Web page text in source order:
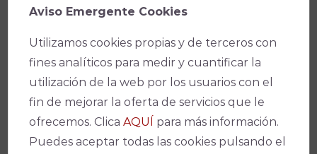
Aviso Emergente Cookies
Utilizamos cookies propias y de terceros con
fines analíticos para medir y cuantificar la
utilización de la web por los usuarios con el
fin de mejorar la oferta de servicios que le
ofrecemos. ClicaAQUÍ
para más información.
Puedes aceptar todas las cookies pulsando el